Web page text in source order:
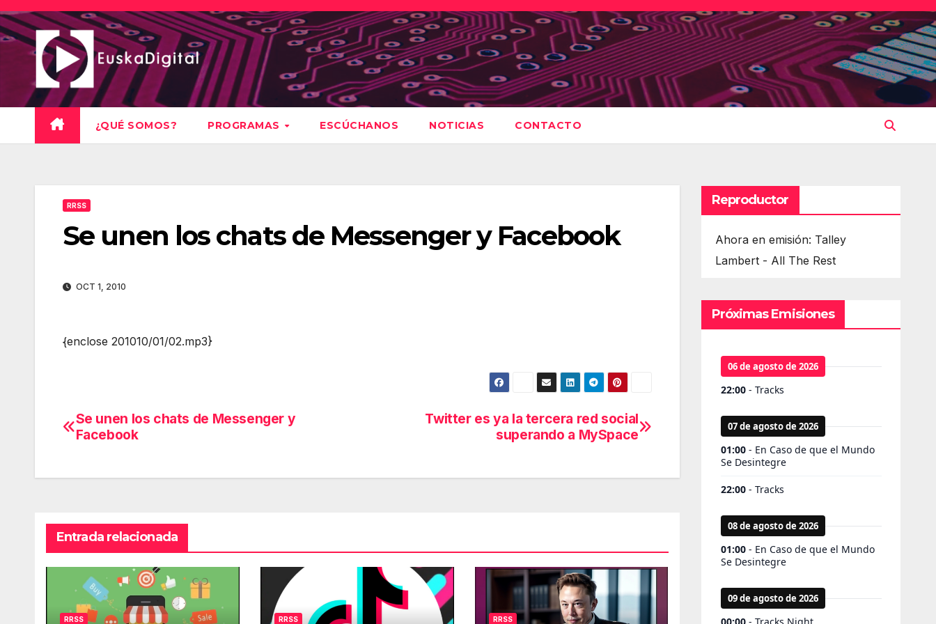
Saltar
al
contenido
¿QUÉ SOMOS? PROGRAMAS ESCÚCHANOS NOTICIAS CONTACTO
RRSS
Se unen los chats de Messenger y Facebook
OCT 1, 2010
{enclose 201010/01/02.mp3}
Navegación
entradas
Twitter es ya la tercera red social
superando a MySpace
Se unen los chats de Messenger y
Facebook
Entrada relacionada
RRSS RRSS RRSS
Reproductor
Ahora en emisión: Talley
Lambert - All The Rest
Próximas Emisiones